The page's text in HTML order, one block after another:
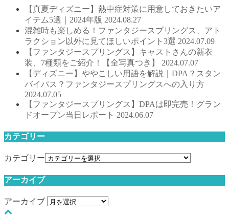
【真夏ディズニー】熱中症対策に用意しておきたいア
イテム5選｜2024年版 2024.08.27
混雑時も楽しめる！ファンタジースプリングス、アト
ラクション以外に見てほしいポイント3選 2024.07.09
【ファンタジースプリングス】キャストさんの新衣
装、7種類をご紹介！【全写真つき】 2024.07.07
【ディズニー】ややこしい用語を解説｜DPA？スタン
バイパス？ファンタジースプリングスへの入り方
2024.07.05
【ファンタジースプリングス】DPAは即完売！グラン
ドオープン当日レポート 2024.06.07
カテゴリー
カテゴリー
アーカイブ
アーカイブ